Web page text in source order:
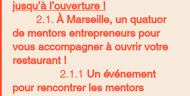
jusqu’à l’ouverture !
	2.1.
À Marseille, un quatuor
de mentors entrepreneurs pour
vous accompagner à ouvrir votre
restaurant !
		2.1.1
Un événement
pour rencontrer les mentors